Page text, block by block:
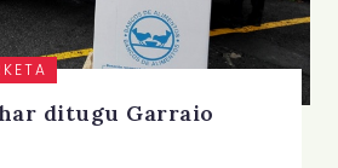
ditugu Garraio